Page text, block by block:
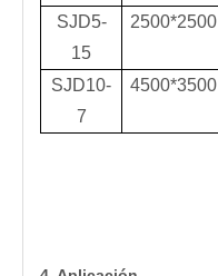
SJD5-
15
2500*2500
SJD10-
7
4500*3500